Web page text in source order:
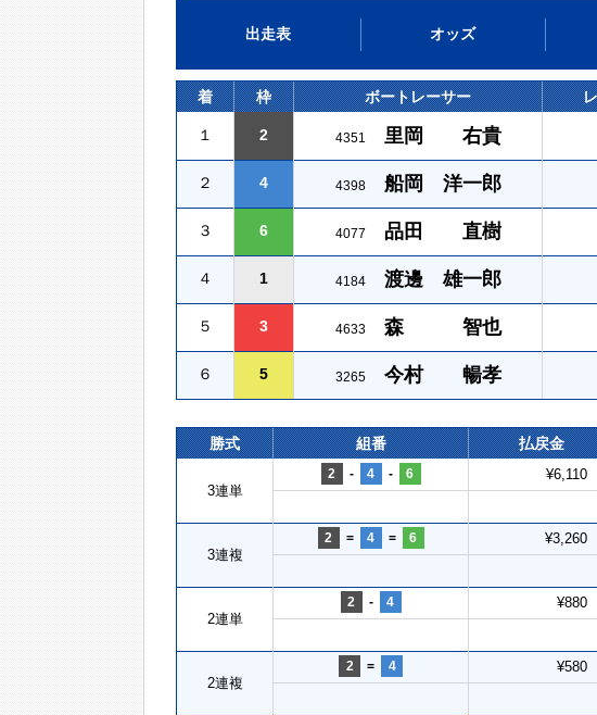
出走表 オッズ
着 枠 ボートレーサー
１ 2 4351 里岡 右貴
２ 4 4398 船岡 洋一郎
３ 6 4077 品田 直樹
４ 1 4184 渡邊 雄一郎
５ 3 4633 森 智也
６ 5 3265 今村 暢孝
勝式 組番 払戻金
3連単
2 - 4 - 6 ¥6,110
3連複
2 = 4 = 6 ¥3,260
2連単
2 - 4 ¥880
2連複
2 = 4 ¥580